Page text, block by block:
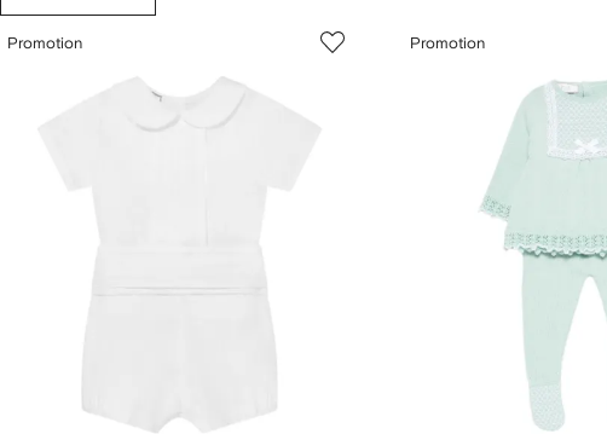
Promotion Promotion